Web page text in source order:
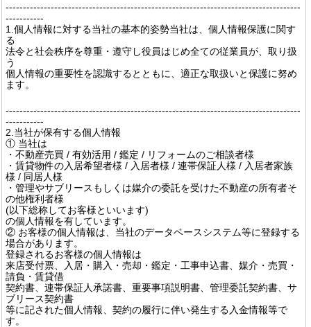
-------------------------------------------------------------------------------------
-----------
1.個人情報に対する当社の基本的姿勢当社は、個人情報保護に関す
る
法令と社会秩序を尊重・遵守し役員はじめ全ての従業員が、取り扱
う
個人情報の重要性を認識するとともに、適正な取扱いと保護に努め
ます。
-------------------------------------------------------------------------------------
-----------
2.当社が保有する個人情報
① 当社は
・不動産売買 / 有効活用 / 鑑定 / リフォームのご相談者様
・賃貸物件の入居希望者様 / 入居者様 / 連帯保証人様 / 入居者家族
様 / 同居人様
・管理やサブリースもしくは媒介の委託を受けた不動産の所有者そ
の他権利者様
(以下総称してお客様といいます)
の個人情報を有しています。
② お客様の個人情報は、当社のデータベースシステム等に登録する
場合があります。
登録されるお客様の個人情報は
来店受付票、入居・購入・売却・鑑定・工事申込書、媒介・売買・
請負・賃貸借
契約書、連帯保証人承諾書、重要事項説明書、管理委託契約書、サ
ブリース契約書
等に記された個人情報、契約の履行に伴い発生する入金情報等で
す。